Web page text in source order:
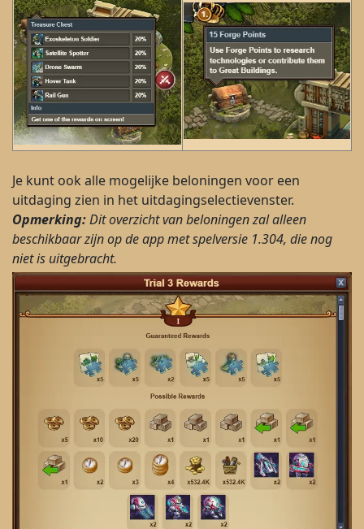
Je kunt ook alle mogelijke beloningen voor een
uitdaging zien in het uitdagingselectievenster.
Opmerking:Dit overzicht van beloningen zal alleen
beschikbaar zijn op de app met spelversie 1.304, die nog
niet is uitgebracht.